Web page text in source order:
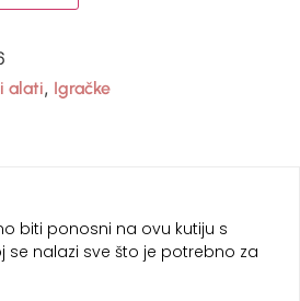
alati, Igračke
biti ponosni na ovu kutiju s
se nalazi sve što je potrebno za